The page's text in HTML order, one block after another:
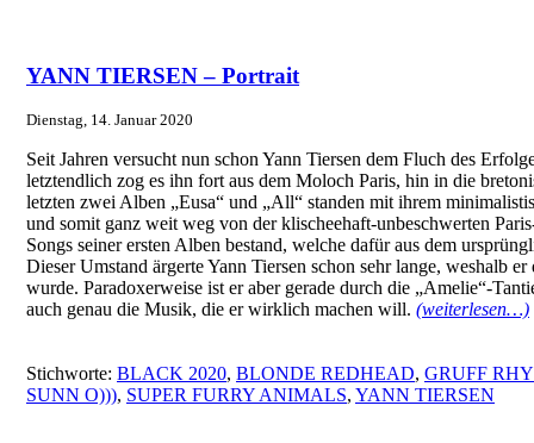
YANN TIERSEN – Portrait
Dienstag, 14. Januar 2020
Seit Jahren versucht nun schon Yann Tiersen dem Fluch des
letztendlich zog es ihn fort aus dem Moloch Paris, hin in die
letzten zwei Alben „Eusa“ und „All“ standen mit ihrem
und somit ganz weit weg von der klischeehaft-unbeschwerten
Songs seiner ersten Alben bestand, welche dafür aus dem
Dieser Umstand ärgerte Yann Tiersen schon sehr lange, weshalb
wurde. Paradoxerweise ist er aber gerade durch die „Amelie“-
auch genau die Musik, die er wirklich machen will. (weiterlesen…)
Stichworte: BLACK 2020, BLONDE REDHEAD, GRUFF
SUNN O))), SUPER FURRY ANIMALS, YANN TIERSEN